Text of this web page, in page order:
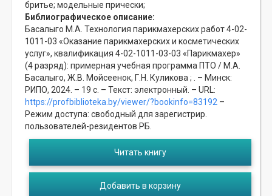
бритье; модельные прически;
Библиографическое описание:
Басалыго М.А. Технология парикмахерских работ 4-02-
1011-03 «Оказание парикмахерских и косметических
услуг», квалификация 4-02-1011-03-03 «Парикмахер»
(4 разряд): примерная учебная программа ПТО / М.А.
Басалыго, Ж.В. Мойсеенок, Г.Н. Куликова ; . – Минск:
РИПО, 2024. – 19 с. – Текст: электронный. – URL:
https://profbiblioteka.by/viewer/?bookinfo=83192 –
Режим доступа: свободный для зарегистрир.
пользователей-резидентов РБ.
Читать книгу
Добавить в корзину